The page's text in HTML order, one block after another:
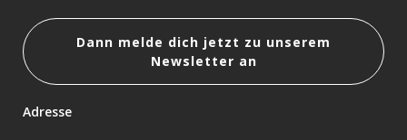
Dann melde dich jetzt zu unserem
Newsletter an
Adresse